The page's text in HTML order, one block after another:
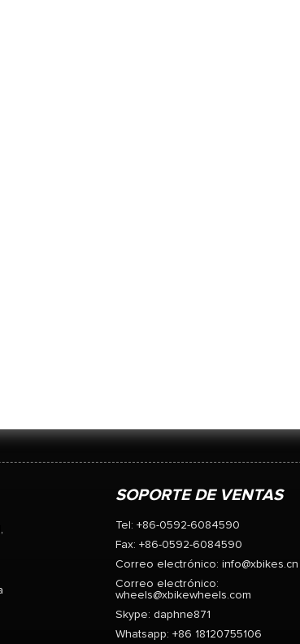
SOPORTE DE VENTAS
Tel: +86-0592-6084590
Fax: +86-0592-6084590
Correo electrónico: info@xbikes.cn
Correo electrónico:
wheels@xbikewheels.com
Skype: daphne871
Whatsapp: +86 18120755106